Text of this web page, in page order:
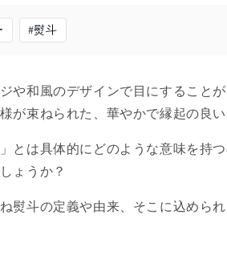
#熨斗
や和風のデザインで目にすること
が束ねられた、華やかで縁起の良い
とは具体的にどのような意味を持
ょうか？
熨斗の定義や由来、そこに込めら